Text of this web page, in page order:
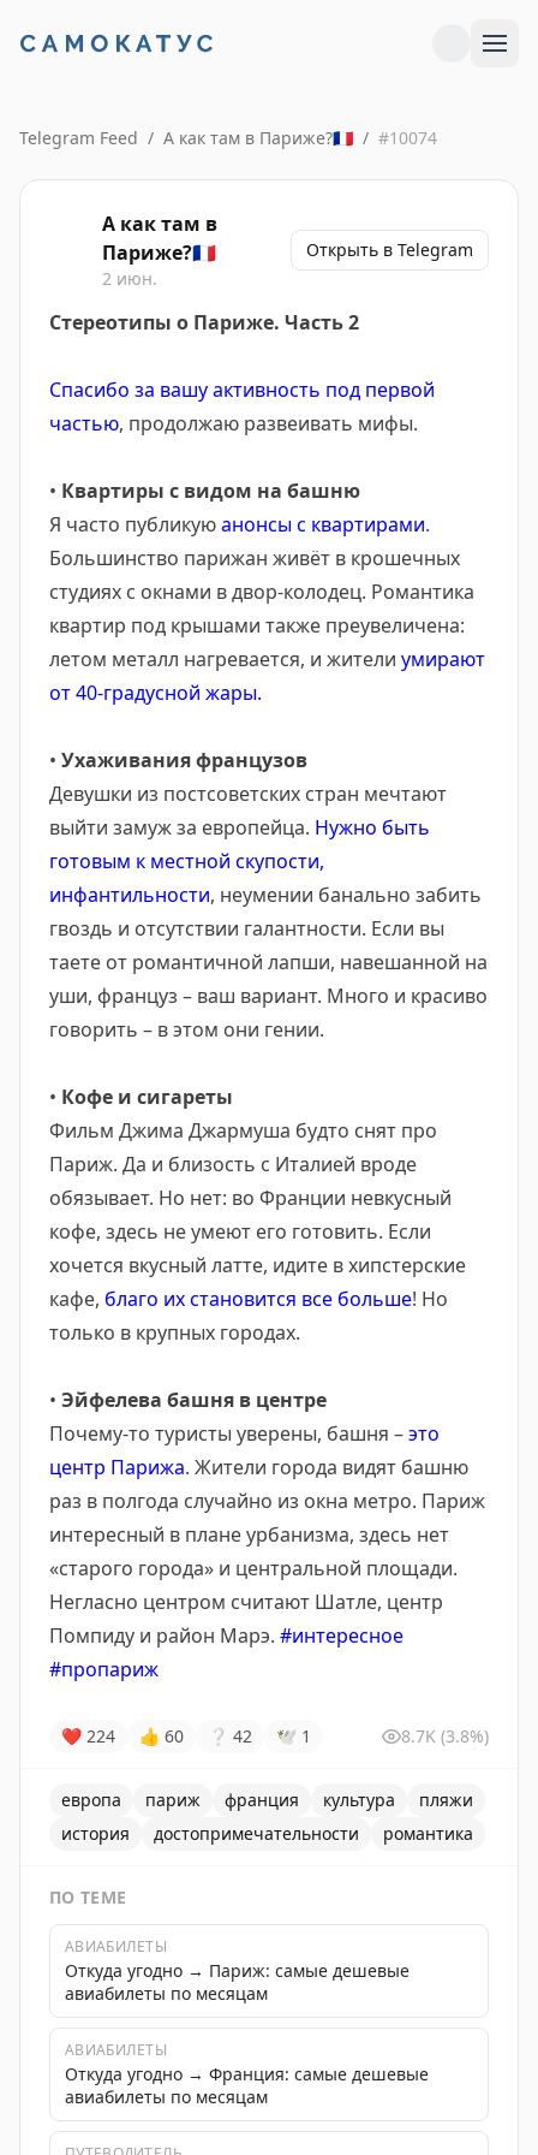
Telegram Feed / А как там в Париже?🇫🇷 / #10074
А как там в
Париже?🇫🇷
2 июн.
Открыть в Telegram
Стереотипы о Париже. Часть 2
Спасибо за вашу активность под первой
частью, продолжаю развеивать мифы.
• Квартиры с видом на башню
Я часто публикуюанонсы с квартирами.
Большинство парижан живёт в крошечных
студиях с окнами в двор-колодец. Романтика
квартир под крышами также преувеличена:
летом металл нагревается, и жители умирают
от 40-градусной жары.
• Ухаживания французов
Девушки из постсоветских стран мечтают
выйти замуж за европейца. Нужно быть
готовым к местной скупости,
инфантильности, неумении банально забить
гвоздь и отсутствии галантности. Если вы
таете от романтичной лапши, навешанной на
уши, француз – ваш вариант. Много и красиво
говорить – в этом они гении.
• Кофе и сигареты
Фильм Джима Джармуша будто снят про
Париж. Да и близость с Италией вроде
обязывает. Но нет: во Франции невкусный
кофе, здесь не умеют его готовить. Если
хочется вкусный латте, идите в хипстерские
кафе, благо их становится все больше! Но
только в крупных городах.
• Эйфелева башня в центре
Почему-то туристы уверены, башня –это
центр Парижа. Жители города видят башню
раз в полгода случайно из окна метро. Париж
интересный в плане урбанизма, здесь нет
«старого города» и центральной площади.
Негласно центром считают Шатле, центр
Помпиду и район Марэ. #интересное
#пропариж
❤ 224 👍 60 ❔ 42 🕊 1 8.7K (3.8%)
европа париж франция культура
пляжи
история
достопримечательности романтика
ПО ТЕМЕ
АВИАБИЛЕТЫ
Откуда угодно → Париж: самые дешевые
авиабилеты по месяцам
АВИАБИЛЕТЫ
Откуда угодно → Франция: самые дешевые
авиабилеты по месяцам